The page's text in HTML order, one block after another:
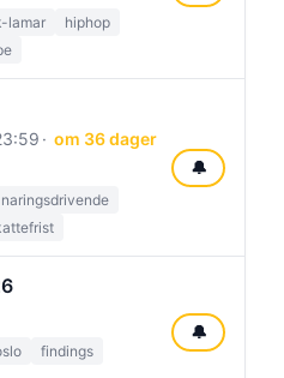
lamar
hiphop
om 36 dager
naringsdrivende
🔔
findings
🔔